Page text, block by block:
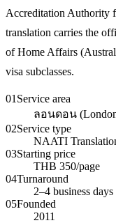
Accreditation Authority
translation carries the
of Home Affairs
visa subclasses.
01 Service area
ลอนดอน
02Service type
NAATI
03Starting price
THB 350/page
04Turnaround
2–4 business days
05Founded
2011